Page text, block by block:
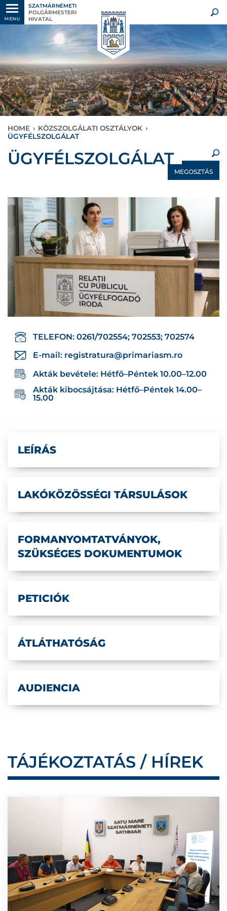
MENU
SZATMÁRNÉMETI
POLGÁRMESTERI
HIVATAL
HOME › KÖZSZOLGÁLATI OSZTÁLYOK ›
ÜGYFÉLSZOLGÁLAT
×
ÜGYFÉLSZOLGÁLAT
MEGOSZTÁS
TELEFON: 0261/702554; 702553; 702574
E-mail: registratura@primariasm.ro
Akták bevétele: Hétfő–Péntek 10.00–12.00
Akták kibocsájtása: Hétfő–Péntek 14.00–
15.00
LEÍRÁS
LAKÓKÖZÖSSÉGI TÁRSULÁSOK
FORMANYOMTATVÁNYOK,
SZÜKSÉGES DOKUMENTUMOK
PETICIÓK
ÁTLÁTHATÓSÁG
AUDIENCIA
TÁJÉKOZTATÁS / HÍREK